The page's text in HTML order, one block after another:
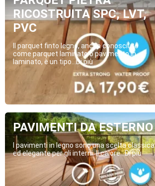
RICOSTRUITA SPC, LVT,
PVC
Il parquet finto legno, anche conosciuto
come parquet laminato o pavimento in
laminato, è un tipo...Di più
PAVIMENTI DA ESTERNO
I pavimenti in legno sono una scelta classica
ed elegante per gli interni. Il calore...Di più